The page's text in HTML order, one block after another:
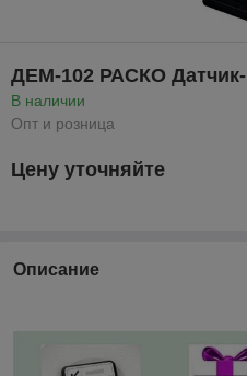
ДЕМ-102 РАСКО
В наличии
Опт и розница
Цену уточняйте
Описание